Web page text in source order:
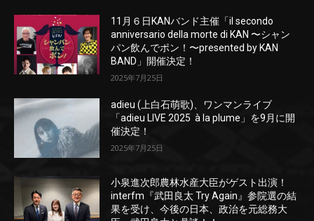
11月６日KANバンド主催「il secondo
anniversario della morte di KAN 〜シャン
パン飲んでポン！〜presented by KAN
BAND」開催決定！
2025年7月25日
adieu (上白石萌歌)、ワンマンライブ
「adieu LIVE 2025 à la plume」を9月に開
催決定！
2025年7月25日
小泉進次郎農林水産大臣がゲスト出演！
interfm『武田良太 Try Again』参院選の結
果を受け、今後の日本、政治を元総務大